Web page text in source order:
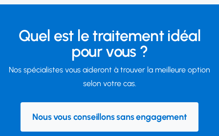
Quel est le traitement idéal
pour vous ?
Nos spécialistes vous aideront à trouver la meilleure option
selon votre cas.
Nous vous conseillons sans engagement